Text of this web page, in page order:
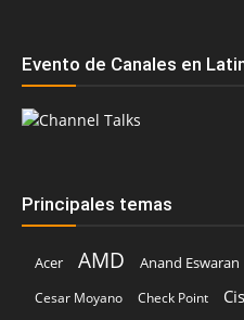
Evento de Canales en
Principales temas
Acer AMD Anand Eswaran
Cesar Moyano
Check Point